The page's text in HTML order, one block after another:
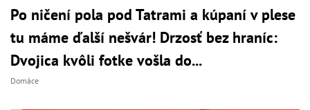
Po ničení pola pod Tatrami a kúpaní v plese
tu máme ďalší nešvár! Drzosť bez hraníc:
Dvojica kvôli fotke vošla do...
Domáce